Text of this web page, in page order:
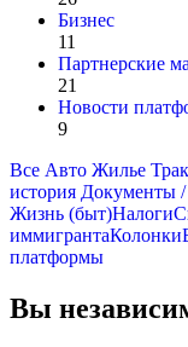
Бизнес
11
Партнерские
21
Новости
9
Все Авто Жилье
история Документы /
Жизнь (быт)Налоги
иммигрантаКолонки
платформы
Вы